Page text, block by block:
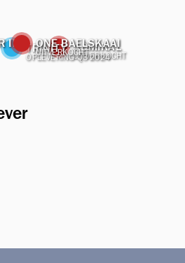
ADMIRAL
UITVERKOCHT
TRINITY
OPLEVERING Q3 2024
II ONE BAELSKAAI
UITVERKOCHT